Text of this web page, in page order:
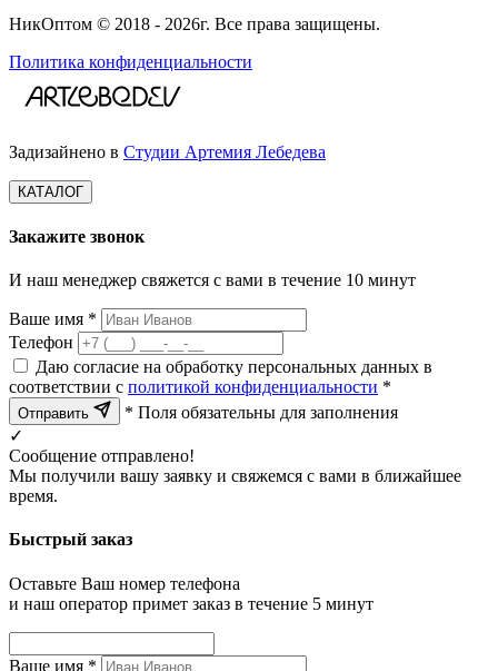
НикОптом © 2018 - 2026г. Все права защищены.
Политика конфиденциальности
Задизайнено в Студии Артемия Лебедева
КАТАЛОГ
Закажите звонок
И наш менеджер свяжется с вами в течение 10 минут
Ваше имя *
Телефон
Даю согласие на обработку персональных данных в
соответствии с политикой конфиденциальности *
Отправить
* Поля обязательны для заполнения
✓
Сообщение отправлено!
Мы получили вашу заявку и свяжемся с вами в ближайшее
время.
Быстрый заказ
Оставьте Ваш номер телефона
и наш оператор примет заказ в течение 5 минут
Ваше имя *